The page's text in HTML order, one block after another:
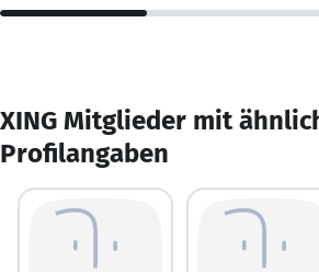
XING Mitglieder mit
Profilangaben